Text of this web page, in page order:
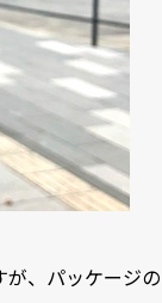
、パッケージの